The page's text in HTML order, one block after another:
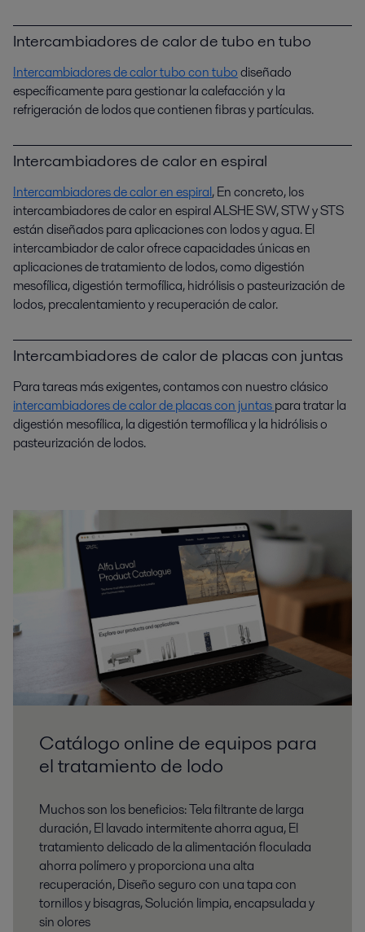
Intercambiadores de calor de tubo en tubo
Intercambiadores de calor tubo con tubodiseñado
específicamente para gestionar la calefacción y la
refrigeración de lodos que contienen fibras y partículas.
Intercambiadores de calor en espiral
Intercambiadores de calor en espiral, En concreto, los
intercambiadores de calor en espiral ALSHE SW, STW y STS
están diseñados para aplicaciones con lodos y agua. El
intercambiador de calor ofrece capacidades únicas en
aplicaciones de tratamiento de lodos, como digestión
mesofílica, digestión termofílica, hidrólisis o pasteurización de
lodos, precalentamiento y recuperación de calor.
Intercambiadores de calor de placas con juntas
Para tareas más exigentes, contamos con nuestro clásico
intercambiadores de calor de placas con juntaspara tratar la
digestión mesofílica, la digestión termofílica y la hidrólisis o
pasteurización de lodos.
Catálogo online de equipos para
el tratamiento de lodo
Muchos son los beneficios: Tela filtrante de larga
duración, El lavado intermitente ahorra agua, El
tratamiento delicado de la alimentación floculada
ahorra polímero y proporciona una alta
recuperación, Diseño seguro con una tapa con
tornillos y bisagras, Solución limpia, encapsulada y
sin olores